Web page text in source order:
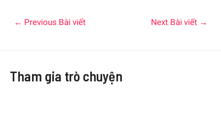
← Previous Bài viết Next Bài viết →
Tham gia trò chuyện